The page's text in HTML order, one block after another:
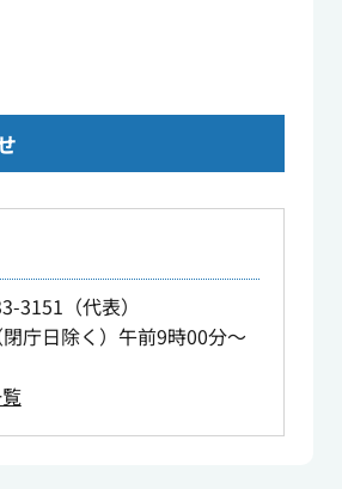
3151（代表）
庁日除く）午前9時00分～